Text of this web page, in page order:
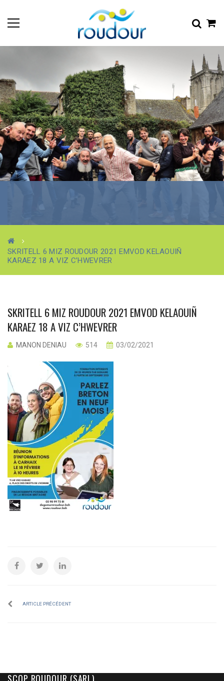
SKRITELL 6 MIZ ROUDOUR 2021 EMVOD KELAOUIÑ
KARAEZ 18 A VIZ C’HWEVRER
SKRITELL 6 MIZ ROUDOUR 2021 EMVOD KELAOUIÑ
KARAEZ 18 A VIZ C’HWEVRER
MANON DENIAU 514 03/02/2021
ARTICLE PRÉCÉDENT